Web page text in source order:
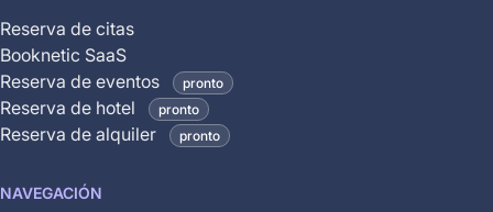
is
coming
soon
and
is
yet
Reserva de citas
Booknetic SaaS
Reserva de eventos
pronto
Reserva de hotel pronto
Reserva de alquiler pronto
NAVEGACIÓN